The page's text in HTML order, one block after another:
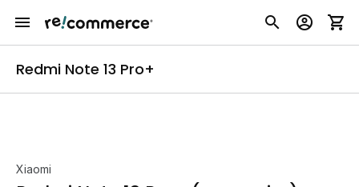
Redmi Note 13 Pro+
Xiaomi